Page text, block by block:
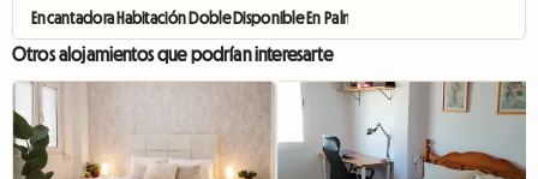
Encantadora Habitación Doble Disponible En Palma
Otros alojamientos que podrían interesarte